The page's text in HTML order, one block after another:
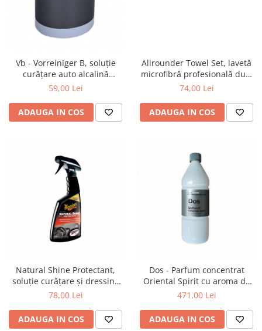
Vb - Vorreiniger B, soluție
curățare auto alcalină
concentrată, 1 ltr
59,00 Lei
ADAUGA IN COS
Allrounder Towel Set, lavetă
microfibră profesională dual
face, fără margini, verde,
74,00 Lei
ADAUGA IN COS
Natural Shine Protectant,
soluție curățare și dressing
plastic interior cu aspect de
78,00 Lei
ADAUGA IN COS
Dos - Parfum concentrat
Oriental Spirit cu aroma de
lemn de santal, 1 ltr
471,00 Lei
ADAUGA IN COS